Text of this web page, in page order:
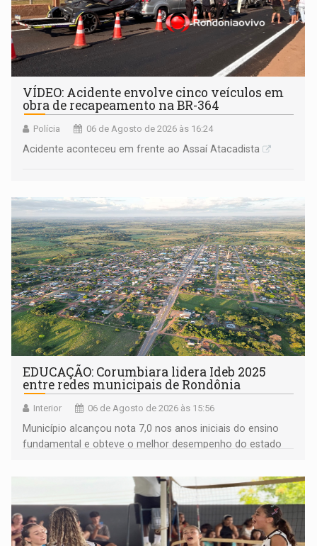
VÍDEO: Acidente envolve cinco veículos em
obra de recapeamento na BR-364
Polícia 06 de Agosto de 2026 às 16:24
Acidente aconteceu em frente ao Assaí Atacadista
EDUCAÇÃO: Corumbiara lidera Ideb 2025
entre redes municipais de Rondônia
Interior 06 de Agosto de 2026 às 15:56
Município alcançou nota 7,0 nos anos iniciais do ensino
fundamental e obteve o melhor desempenho do estado